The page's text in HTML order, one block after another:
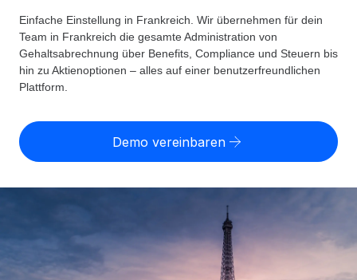
Globale Payroll
Einfache, rechtssicher Payroll
Employer of Record
Weltweites Wachstum ohne Kosten für Niederlassungen
Contractor of Record
Rechtssichere, weltweite Arbeit mit Freelancer:innen
Globales Onboarding und Verwalten von
Auslagern von komplexen HR-Aufgaben
WELTWEITE ABDECKUNG
Country Explorer
Länderspezifische Unterstützung bei der Einstellung
Einfache Einstellung in allen US-Bundesstaaten
Startups
Agile HR- und Payroll-Lösungen für wachsende
Ressourcen
TOOLS UND RECHNER
Scheinselbstständigkeitsrisiko berechnen
Personalkostenrechner
Honorarzahlungen berechnen
Informationen zu möglichen Währungen und
Abwicklungsfristen für globale Freelancer:innen
Preise
Einfache Einstellung in Frankreich. Wir übernehmen für dein
Team in Frankreich die gesamte Administration von
Gehaltsabrechnung über Benefits, Compliance und Steuern bis
hin zu Aktienoptionen – alles auf einer benutzerfreundlichen
Plattform.
Demo vereinbaren